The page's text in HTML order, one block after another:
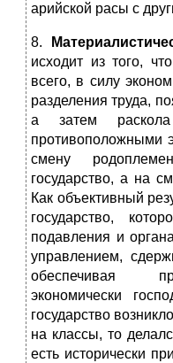
арийской расы с
8.
исходит из того,
всего, в силу
разделения труда,
а затем
противоположными
смену
государство, а на
Как объективный
государство,
подавления и
управлением,
обеспечивая
экономически
государство
на классы, то
есть исторически